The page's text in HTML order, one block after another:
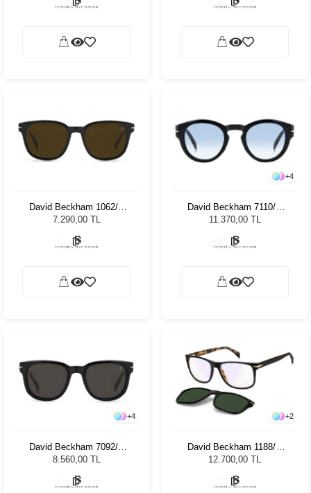
David Beckham 1062/S
80770 52 Unisex Güneş
7.290,00 TL
+4
David Beckham 7110/S
807F9 49 Unisex Güneş
11.370,00 TL
+4
David Beckham 7092/S
807IR 51 Unisex Güneş
8.560,00 TL
+2
David Beckham 1188/C
WR7 Unisex Güneş
12.700,00 TL